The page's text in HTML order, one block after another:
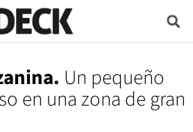
Un pequeño
en una zona de gran